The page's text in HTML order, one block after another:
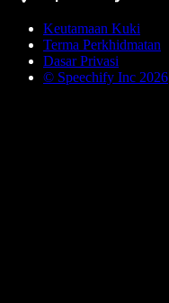
Keutamaan Kuki
Terma Perkhidmatan
Dasar Privasi
© Speechify Inc 2026